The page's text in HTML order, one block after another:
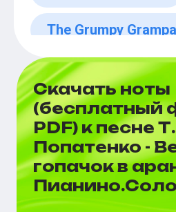
The Grumpy
Алексей Яковель
Скачать ноты
(бесплатный
PDF) к песне Т.
Попатенко -
гопачок в
Пианино.Соло